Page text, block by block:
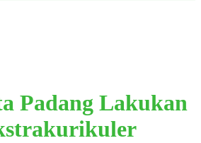
Padang Lakukan